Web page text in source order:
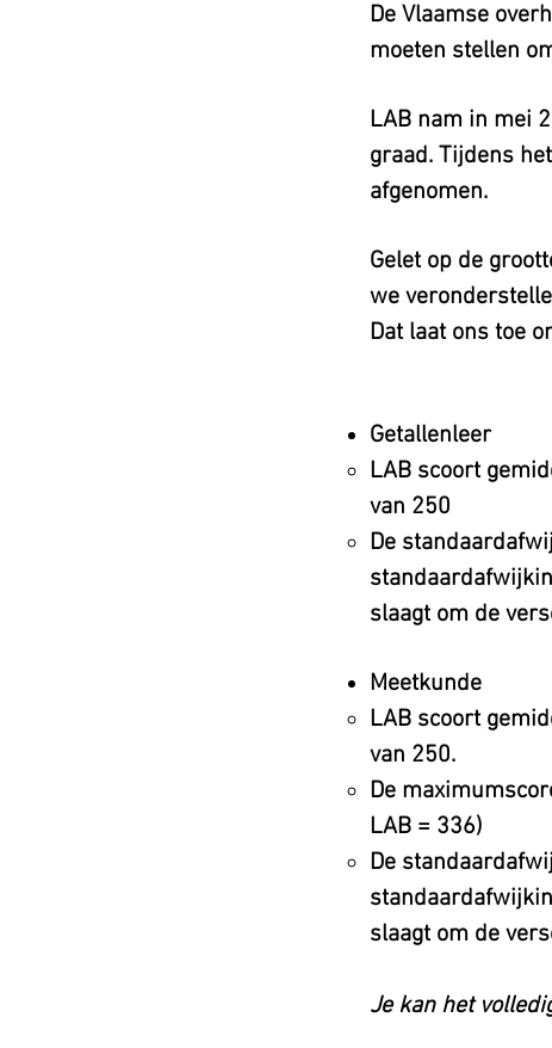
De Vlaamse
moeten stellen
LAB nam in mei
graad. Tijdens
afgenomen.
Gelet op de
we
Dat laat ons toe
Getallenleer
LAB scoort
van 250
De
slaagt om de
Meetkunde
LAB scoort
van 250.
De
LAB = 336)
De
slaagt om de
Je kan het